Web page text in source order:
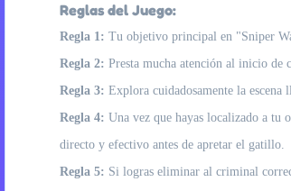
Reglas del Juego:
Regla 1: Tu objetivo principal en "Sniper
Regla 2: Presta mucha atención al inicio de
Regla 3: Explora cuidadosamente la escena
Regla 4: Una vez que hayas localizado a tu
directo y efectivo antes de apretar el gatillo.
Regla 5: Si logras eliminar al criminal